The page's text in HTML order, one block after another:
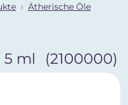
Ätherische Öle
ml (2100000)